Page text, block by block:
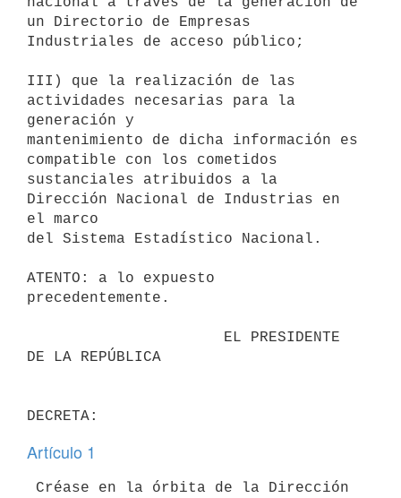
un Directorio de Empresas
Industriales de acceso público;
III) que la realización de las
actividades necesarias para la
generación y
mantenimiento de dicha información es
compatible con los cometidos
sustanciales atribuidos a la
Dirección Nacional de Industrias en
el marco
del Sistema Estadístico Nacional.
ATENTO: a lo expuesto
precedentemente.
DE LA REPÚBLICA
Artículo 1